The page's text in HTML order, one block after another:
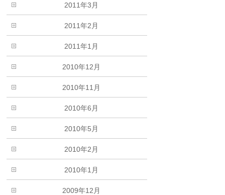
2011年3月
2011年2月
2011年1月
2010年12月
2010年11月
2010年6月
2010年5月
2010年2月
2010年1月
2009年12月